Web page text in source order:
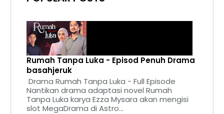
Rumah Tanpa Luka - Episod Penuh Drama
basahjeruk
Drama Rumah Tanpa Luka - Full Episode
Nantikan drama adaptasi novel Rumah
Tanpa Luka karya Ezza Mysara akan mengisi
slot MegaDrama di Astro...